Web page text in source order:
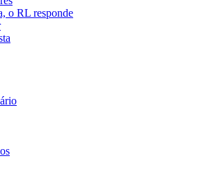
o RL responde